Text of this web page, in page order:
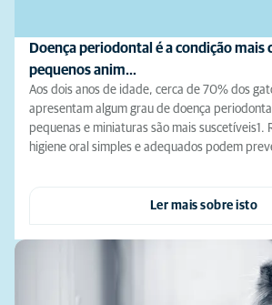
Doença periodontal é a condição mais
pequenos anim…
Aos dois anos de idade, cerca de 70% dos
apresentam algum grau de doença
pequenas e miniaturas são mais suscetíveis1.
higiene oral simples e adequados podem
Ler mais sobre isto